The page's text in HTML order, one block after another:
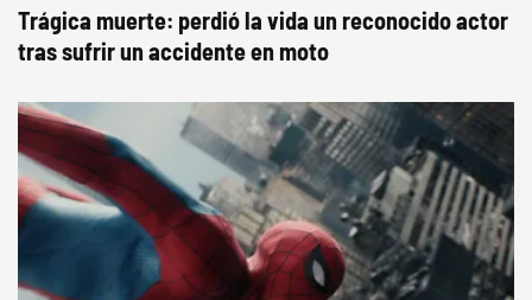
Trágica muerte: perdió la vida un reconocido actor
tras sufrir un accidente en moto